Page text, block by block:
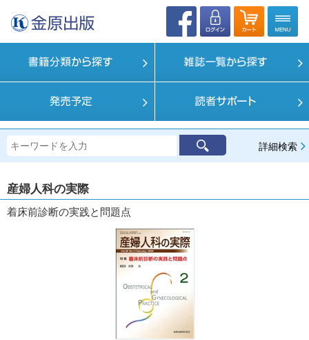
詳細検索
産婦人科の実際
着床前診断の実践と問題点